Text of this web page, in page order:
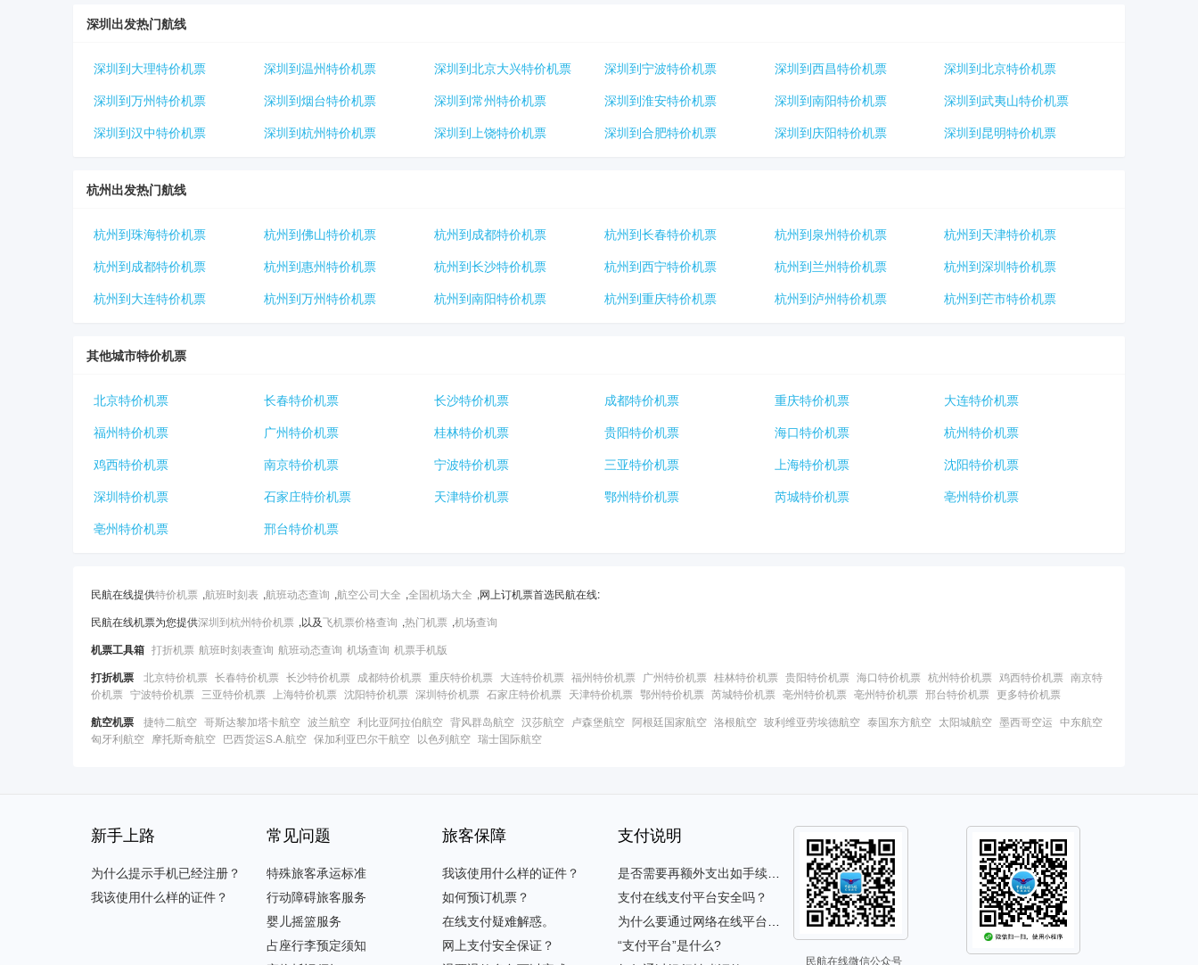
深圳出发热门航线
深圳到大理特价机票 深圳到温州特价机票 深圳到北京大兴特价机票 深圳到宁波特价机票 深圳到西昌特价机票
深圳到北京特价机票
深圳到万州特价机票
深圳到烟台特价机票 深圳到常州特价机票 深圳到淮安特价机票 深圳到南阳特价机票
深圳到武夷山特价机票
深圳到汉中特价机票
深圳到杭州特价机票 深圳到上饶特价机票 深圳到合肥特价机票 深圳到庆阳特价机票 深圳到昆明特价机票
杭州出发热门航线
杭州到珠海特价机票 杭州到佛山特价机票 杭州到成都特价机票 杭州到长春特价机票 杭州到泉州特价机票
杭州到天津特价机票
杭州到成都特价机票
杭州到惠州特价机票 杭州到长沙特价机票 杭州到西宁特价机票 杭州到兰州特价机票
杭州到深圳特价机票
杭州到大连特价机票
杭州到万州特价机票 杭州到南阳特价机票 杭州到重庆特价机票 杭州到泸州特价机票 杭州到芒市特价机票
其他城市特价机票
北京特价机票 长春特价机票 长沙特价机票 成都特价机票 重庆特价机票
大连特价机票
福州特价机票
广州特价机票 桂林特价机票 贵阳特价机票 海口特价机票
杭州特价机票
鸡西特价机票
南京特价机票 宁波特价机票 三亚特价机票 上海特价机票
沈阳特价机票
深圳特价机票
石家庄特价机票 天津特价机票 鄂州特价机票 芮城特价机票
亳州特价机票
亳州特价机票
邢台特价机票
民航在线提供特价机票 ,航班时刻表 ,航班动态查询 ,航空公司大全 ,全国机场大全 ,网上订机票首选民航在线:
民航在线机票为您提供深圳到杭州特价机票 ,以及飞机票价格查询 ,热门机票 ,机场查询
机票工具箱 打折机票 航班时刻表查询 航班动态查询 机场查询 机票手机版
打折机票 北京特价机票 长春特价机票 长沙特价机票 成都特价机票 重庆特价机票 大连特价机票 福州特价机票 广州特价机票 桂林特价机票 贵阳特价机票 海口特价机票 杭州特价机票 鸡西特价机票 南京特
价机票 宁波特价机票 三亚特价机票 上海特价机票 沈阳特价机票 深圳特价机票 石家庄特价机票 天津特价机票 鄂州特价机票 芮城特价机票 亳州特价机票 亳州特价机票 邢台特价机票 更多特价机票
航空机票 捷特二航空 哥斯达黎加塔卡航空 波兰航空 利比亚阿拉伯航空 背风群岛航空 汉莎航空 卢森堡航空 阿根廷国家航空 洛根航空 玻利维亚劳埃德航空 泰国东方航空 太阳城航空 墨西哥空运 中东航空
匈牙利航空 摩托斯奇航空 巴西货运S.A.航空 保加利亚巴尔干航空 以色列航空 瑞士国际航空
新手上路
为什么提示手机已经注册？
我该使用什么样的证件？
常见问题
特殊旅客承运标准
行动障碍旅客服务
婴儿摇篮服务
占座行李预定须知
旅客保障
我该使用什么样的证件？
如何预订机票？
在线支付疑难解惑。
网上支付安全保证？
支付说明
支付在线支付平台安全吗？
“支付平台”是什么?
民航在线微信公众号